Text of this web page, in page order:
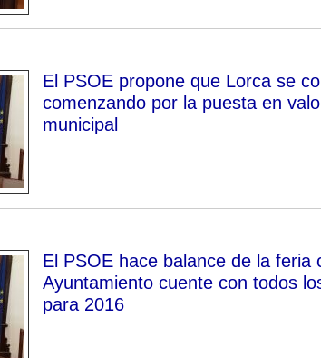
El PSOE propone que Lorca se
comenzando por la puesta en
municipal
El PSOE hace balance de la feria
Ayuntamiento cuente con todos
para 2016